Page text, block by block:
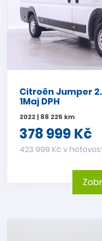
Citroën Jumper
1Maj DPH
2022 | 88 225 km
378 999 Kč
423 999 Kč v